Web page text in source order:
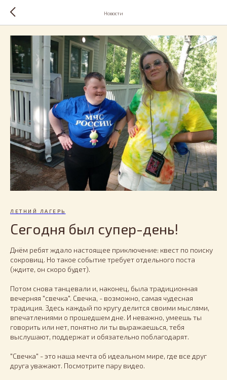
Новости
ЛЕТНИЙ ЛАГЕРЬ
Сегодня был супер-день!
Днём ребят ждало настоящее приключение: квест по поиску
сокровищ. Но такое событие требует отдельного поста
(ждите, он скоро будет).
Потом снова танцевали и, наконец, была традиционная
вечерняя "свечка". Свечка, - возможно, самая чудесная
традиция. Здесь каждый по кругу делится своими мыслями,
впечатлениями о прошедшем дне. И неважно, умеешь ты
говорить или нет, понятно ли ты выражаешься, тебя
выслушают, поддержат и обязательно поблагодарят.
"Свечка" - это наша мечта об идеальном мире, где все друг
друга уважают. Посмотрите пару видео.